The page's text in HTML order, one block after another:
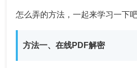
怎么弄的方法，一起来学习一下吧
方法一、在线PDF解密